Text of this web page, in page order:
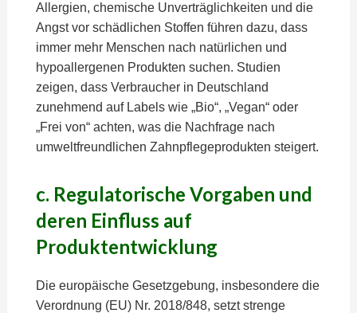
Allergien, chemische Unverträglichkeiten und die
Angst vor schädlichen Stoffen führen dazu, dass
immer mehr Menschen nach natürlichen und
hypoallergenen Produkten suchen. Studien
zeigen, dass Verbraucher in Deutschland
zunehmend auf Labels wie „Bio“, „Vegan“ oder
„Frei von“ achten, was die Nachfrage nach
umweltfreundlichen Zahnpflegeprodukten steigert.
c. Regulatorische Vorgaben und
deren Einfluss auf
Produktentwicklung
Die europäische Gesetzgebung, insbesondere die
Verordnung (EU) Nr. 2018/848, setzt strenge